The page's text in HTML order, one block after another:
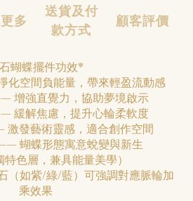
多
送貨及付
款方式
顧客評價
蝴蝶擺件功效*
空間負能量，帶來輕盈流動感
增強直覺力，協助夢境啟示
緩解焦慮，提升心輪柔軟度
發藝術靈感，適合創作空間
蝴蝶形態寓意蛻變與新生
特色層，兼具能量美學）
（如紫/綠/藍）可強調對應脈輪加
乘效果